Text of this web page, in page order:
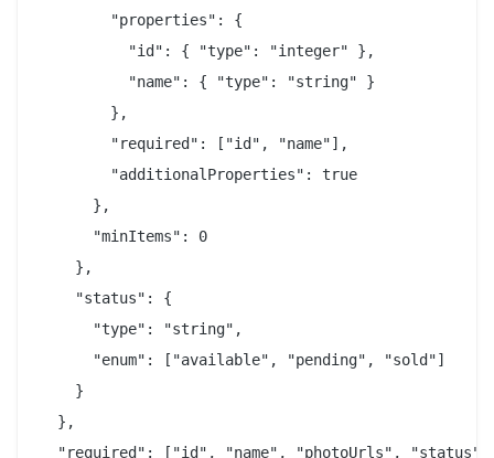
        "properties": {
          "id": { "type": "integer" },
          "name": { "type": "string" }
        },
        "required": ["id", "name"],
        "additionalProperties": true
      },
      "minItems": 0
    },
    "status": {
      "type": "string",
      "enum": ["available", "pending", "sold"]
    }
  },
"required": ["id", "name", "photoUrls",